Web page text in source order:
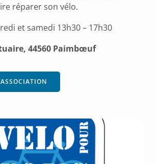
réparer son vélo.
et samedi 13h30 – 17h30
44560 Paimbœuf